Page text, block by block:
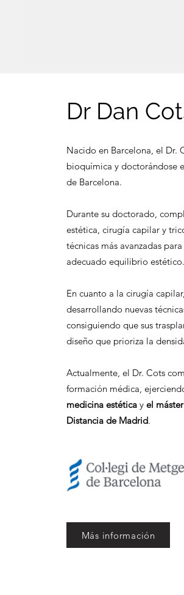
Dr Dan
Nacido en Barcelona, el Dr.
bioquímica y doctorándose
de Barcelona.
Durante su doctorado,
estética, cirugía capilar y
técnicas más avanzadas
adecuado equilibrio estético.
En cuanto a la cirugía
desarrollando nuevas
consiguiendo que sus
diseño que prioriza la
Actualmente, el Dr. Cots
formación médica,
medicina estética yel
Distancia de Madrid.
Más información